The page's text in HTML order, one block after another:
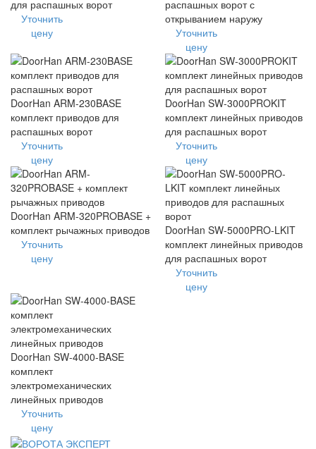
для распашных ворот
Уточнить
цену
распашных ворот с
открыванием наружу
Уточнить
цену
DoorHan ARM-230BASE
комплект приводов для
распашных ворот
Уточнить
цену
DoorHan SW-3000PROKIT
комплект линейных приводов
для распашных ворот
Уточнить
цену
DoorHan ARM-320PROBASE +
комплект рычажных приводов
Уточнить
цену
DoorHan SW-5000PRO-LKIT
комплект линейных приводов
для распашных ворот
Уточнить
цену
DoorHan SW-4000-BASE
комплект
электромеханических
линейных приводов
Уточнить
цену